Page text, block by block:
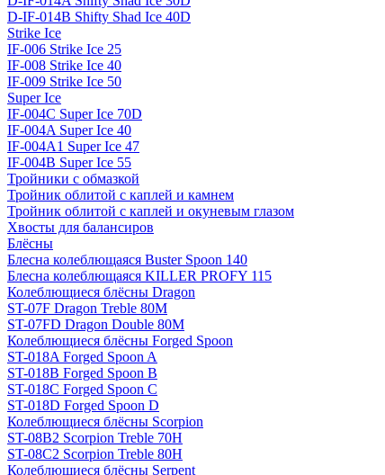
D-IF-014B Shifty Shad Ice 40D
Strike Ice
IF-006 Strike Ice 25
IF-008 Strike Ice 40
IF-009 Strike Ice 50
Super Ice
IF-004C Super Ice 70D
IF-004A Super Ice 40
IF-004A1 Super Ice 47
IF-004B Super Ice 55
Тройники с обмазкой
Тройник облитой с каплей и камнем
Тройник облитой с каплей и окуневым глазом
Хвосты для балансиров
Блёсны
Блесна колеблющаяся Buster Spoon 140
Блесна колеблющаяся KILLER PROFY 115
Колеблющиеся блёсны Dragon
ST-07F Dragon Treble 80M
ST-07FD Dragon Double 80M
Колеблющиеся блёсны Forged Spoon
ST-018A Forged Spoon A
ST-018B Forged Spoon B
ST-018C Forged Spoon C
ST-018D Forged Spoon D
Колеблющиеся блёсны Scorpion
ST-08B2 Scorpion Treble 70H
ST-08C2 Scorpion Treble 80H
Колеблющиеся блёсны Serpent